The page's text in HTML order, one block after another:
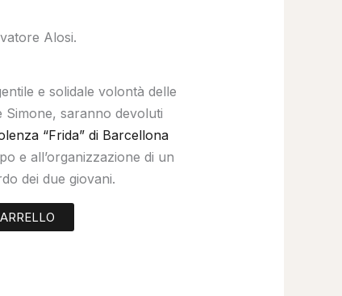
Alosi.
e solidale volontà delle
Simone, saranno devoluti
“Frida” di Barcellona
e all’organizzazione di un
dei due giovani.